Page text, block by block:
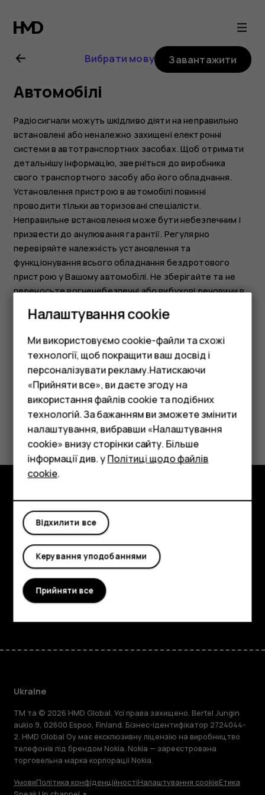
Посібник
користувача
Nokia
2.1
Смартфони
Фічерфони
Аксесуари
Планшети
Вибрати мову Завантажити
Автомобілі
Радіосигнали можуть шкідливо діяти на неправильно
встановлені або неналежно захищені електронні
системи в автотранспортних засобах. Щоб отримати
детальнішу інформацію, зверніться до виробника
свого транспортного засобу або його обладнання.
Установлення пристрою в автомобілі повинні
проводити тільки авторизовані спеціалісти.
Неправильне встановлення може бути небезпечним і
призвести до анулювання гарантії. Регулярно
перевіряйте належність установлення та
функціонування всього обладнання бездротового
пристрою у Вашому автомобілі. Не зберігайте та не
переносьте вогненебезпечні або вибухові речовини в
аксесуари. Не розміщуйте свій пристрій або аксесуари
Це було для вас корисним?
Так Ні
Детальніше
Planet and people
Підтримка
FacebookInstagram
TiktokYoutube
Ukraine
TM та © 2026 HMD Global. Усі права захищено. Bertel Jungin
aukio 9, 02600 Espoo, Finland. Бізнес-ідентифікатор 2724044-
2. HMD Global Oy має ексклюзивну ліцензію на виробництво
телефонів під брендом Nokia. Nokia — зареєстрована
торговельна марка корпорації Nokia.
УмовиПолітика конфіденційностіНалаштування cookieЕтика
Налаштування cookie
Ми використовуємо cookie-файли та схожі
технології, щоб покращити ваш досвід і
персоналізувати рекламу.Натискаючи
«Прийняти все», ви даєте згоду на
використання файлів cookie та подібних
технологій. За бажанням ви зможете змінити
налаштування, вибравши «Налаштування
cookie» внизу сторінки сайту. Більше
інформації див. уПолітиці щодо файлів
cookie.
Відхилити все
Керування уподобаннями
Прийняти все